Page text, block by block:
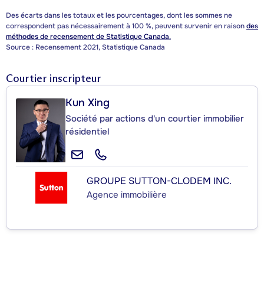
Des écarts dans les totaux et les pourcentages, dont les sommes ne
correspondent pas nécessairement à 100 %, peuvent survenir en raisondes
méthodes de recensement de Statistique Canada.
Source : Recensement 2021, Statistique Canada
Courtier inscripteur
Kun Xing
Société par actions d'un courtier immobilier
résidentiel
GROUPE SUTTON-CLODEM INC.
Agence immobilière